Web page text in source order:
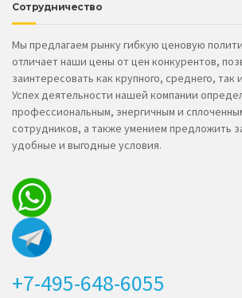
Сотрудничество
Мы предлагаем рынку гибкую ценовую
отличает наши цены от цен конкурентов,
заинтересовать как крупного, среднего, так
Успех деятельности нашей компании
профессиональным, энергичным и
сотрудников, а также умением предложить
удобные и выгодные условия.
+7-495-648-6055